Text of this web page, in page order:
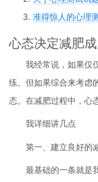
准得惊人的心理
心态决定减肥
我经常说，如果仅
练。但如果综合来考虑
态。在减肥过程中，心
我详细讲几点
第一、建立良好的
最基础的一条就是